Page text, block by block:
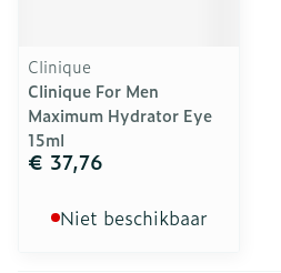
Clinique
Clinique For Men
Maximum Hydrator Eye
15ml
€ 37,76
Niet beschikbaar